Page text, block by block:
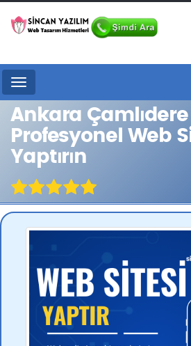
Menu
Ankara Çamlıdere
Profesyonel Web
Yaptırın